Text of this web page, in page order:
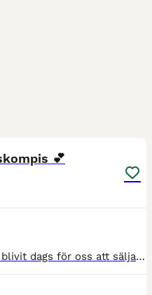
💕
Efter 5 år tillsammans har det blivit dags för oss att sälja Kralia och låta en ny ryttare utvecklas med henne. Hon är ett 18 årigt sto som alltid är trygg, snäll och okomplicerad men har mycket energ